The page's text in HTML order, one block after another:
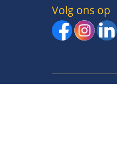
Volg ons op